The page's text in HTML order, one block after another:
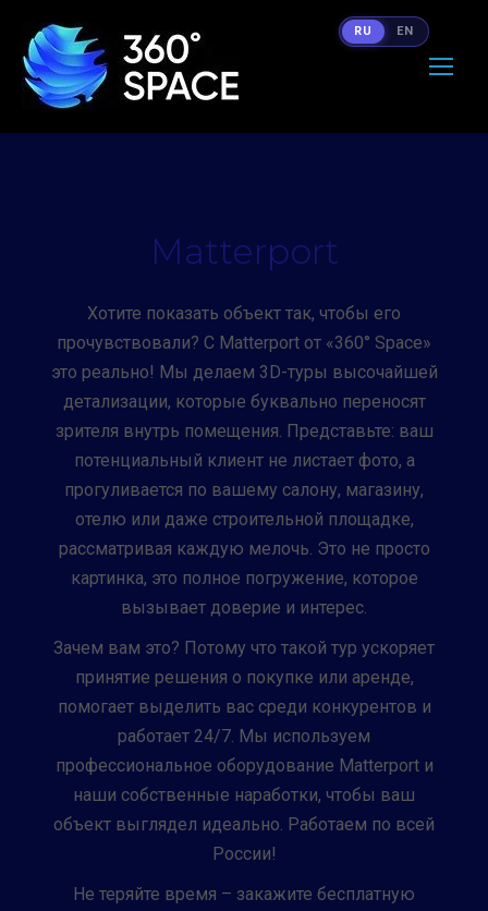
Matterport
Хотите показать объект так, чтобы его
прочувствовали? С Matterport от «360° Space»
это реально! Мы делаем 3D-туры высочайшей
детализации, которые буквально переносят
зрителя внутрь помещения. Представьте: ваш
потенциальный клиент не листает фото, а
прогуливается по вашему салону, магазину,
отелю или даже строительной площадке,
рассматривая каждую мелочь. Это не просто
картинка, это полное погружение, которое
вызывает доверие и интерес.
Зачем вам это? Потому что такой тур ускоряет
принятие решения о покупке или аренде,
помогает выделить вас среди конкурентов и
работает 24/7. Мы используем
профессиональное оборудование Matterport и
наши собственные наработки, чтобы ваш
объект выглядел идеально. Работаем по всей
России!
Не теряйте время – закажите бесплатную
RU EN